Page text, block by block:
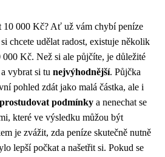
10 000 Kč? Ať už vám chybí peníze
chcete udělat radost, existuje několik
Kč. Než si ale půjčíte, je důležité
vybrat si tu nejvýhodnější. Půjčka
pohled zdát jako malá částka, ale i
podmínky a nenechat se
které ve výsledku můžou být
je zvážit, zda peníze skutečně nutně
lepší počkat a našetřit si. Pokud se